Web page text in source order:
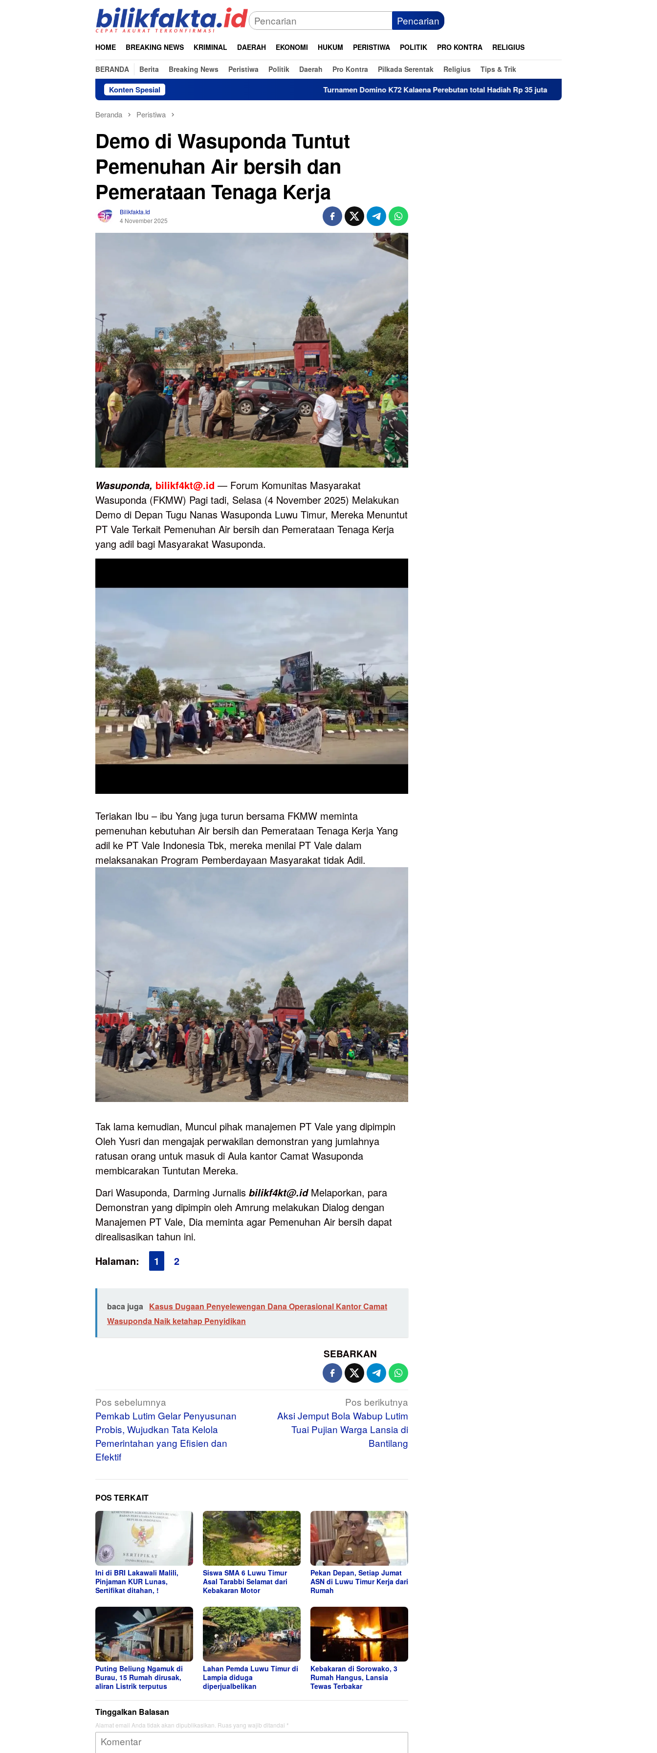
Pencarian
HOME BREAKING NEWS KRIMINAL DAERAH EKONOMI HUKUM PERISTIWA POLITIK PRO KONTRA RELIGIUS
BERANDA Berita Breaking News Peristiwa Politik Daerah Pro Kontra Pilkada Serentak Religius Tips & Trik
Konten Spesial Turnamen Domino K72 Kalaena Perebutan total Hadiah Rp 35 juta Kerja Sama RS Wotu, PMI Luwu Timur
Beranda Peristiwa
Demo di Wasuponda Tuntut
Pemenuhan Air bersih dan
Pemerataan Tenaga Kerja
Bilikfakta.id
4 November 2025
Wasuponda, bilikf4kt@.id — Forum Komunitas Masyarakat
Wasuponda (FKMW) Pagi tadi, Selasa (4 November 2025) Melakukan
Demo di Depan Tugu Nanas Wasuponda Luwu Timur, Mereka Menuntut
PT Vale Terkait Pemenuhan Air bersih dan Pemerataan Tenaga Kerja
yang adil bagi Masyarakat Wasuponda.
Teriakan Ibu – ibu Yang juga turun bersama FKMW meminta
pemenuhan kebutuhan Air bersih dan Pemerataan Tenaga Kerja Yang
adil ke PT Vale Indonesia Tbk, mereka menilai PT Vale dalam
melaksanakan Program Pemberdayaan Masyarakat tidak Adil.
Tak lama kemudian, Muncul pihak manajemen PT Vale yang dipimpin
Oleh Yusri dan mengajak perwakilan demonstran yang jumlahnya
ratusan orang untuk masuk di Aula kantor Camat Wasuponda
membicarakan Tuntutan Mereka.
Dari Wasuponda, Darming Jurnalis bilikf4kt@.idMelaporkan, para
Demonstran yang dipimpin oleh Amrung melakukan Dialog dengan
Manajemen PT Vale, Dia meminta agar Pemenuhan Air bersih dapat
direalisasikan tahun ini.
Halaman:
1 2
baca juga Kasus Dugaan Penyelewengan Dana Operasional Kantor Camat
Wasuponda Naik ketahap Penyidikan
SEBARKAN
Navigasi
pos
Pos sebelumnya
Pemkab Lutim Gelar Penyusunan
Probis, Wujudkan Tata Kelola
Pemerintahan yang Efisien dan
Efektif
Pos berikutnya
Aksi Jemput Bola Wabup Lutim
Tuai Pujian Warga Lansia di
Bantilang
POS TERKAIT
Ini di BRI Lakawali Malili,
Pinjaman KUR Lunas,
Sertifikat ditahan, !
Siswa SMA 6 Luwu Timur
Asal Tarabbi Selamat dari
Kebakaran Motor
Pekan Depan, Setiap Jumat
ASN di Luwu Timur Kerja dari
Rumah
Puting Beliung Ngamuk di
Burau, 15 Rumah dirusak,
aliran Listrik terputus
Lahan Pemda Luwu Timur di
Lampia diduga
diperjualbelikan
Kebakaran di Sorowako, 3
Rumah Hangus, Lansia
Tewas Terbakar
Tinggalkan Balasan
Alamat email Anda tidak akan dipublikasikan. Ruas yang wajib ditandai *